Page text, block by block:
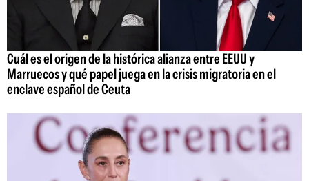
Cuál es el origen de la histórica alianza entre EEUU y
Marruecos y qué papel juega en la crisis migratoria en el
enclave español de Ceuta